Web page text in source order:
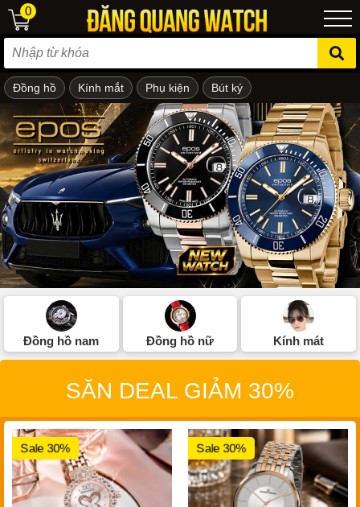
em
0
Đồng hồ Kính mắt Phụ kiện Bút ký
Đồng hồ nam Đồng hồ nữ Kính mát
SĂN DEAL GIẢM 30%
Sale 30% Sale 30%